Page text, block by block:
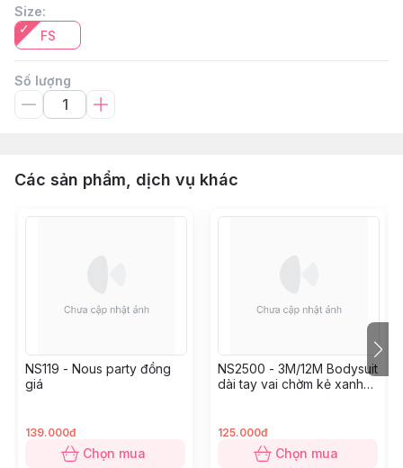
Size:
FS
Số lượng
Các sản phẩm, dịch vụ khác
NS119 - Nous party đồng
giá
139.000đ
Chọn mua
NS2500 - 3M/12M Bodysuit
dài tay vai chờm kẻ xanh
125.000đ
Chọn mua